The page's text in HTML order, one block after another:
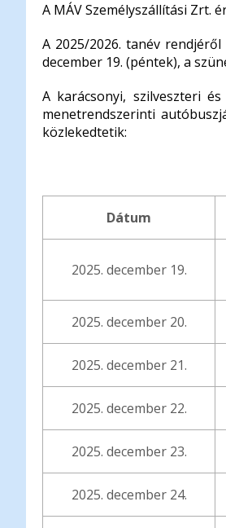
A MÁV Személyszállítási Zrt.
A 2025/2026. tanév
december 19. (péntek), a
A karácsonyi, szilveszteri
menetrendszerinti
közlekedtetik:
Dátum
2025. december 19.
2025. december 20.
2025. december 21.
2025. december 22.
2025. december 23.
2025. december 24.